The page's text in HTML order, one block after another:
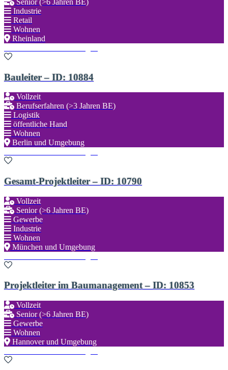
Industrie
Retail
Wohnen
Rheinland
Bauleiter – ID: 10884
Vollzeit
Berufserfahren (>3 Jahren BE)
Logistik
öffentliche Hand
Wohnen
Berlin und Umgebung
Gesamt-Projektleiter – ID: 10790
Vollzeit
Senior (>6 Jahren BE)
Gewerbe
Industrie
Wohnen
München und Umgebung
Projektleiter im Baumanagement – ID: 10853
Vollzeit
Senior (>6 Jahren BE)
Gewerbe
Wohnen
Hannover und Umgebung